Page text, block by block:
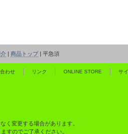
| 商品トップ| 平急須
わせ リンク ONLINE STORE サ
変更する場合があります。
すのでご了承ください。